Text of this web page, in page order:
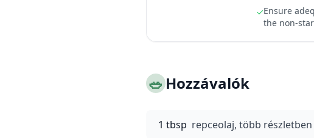
✓Ensure
the non-
🥗Hozzávalók
1 tbsp repceolaj, több részletben